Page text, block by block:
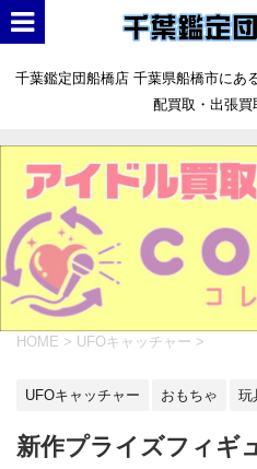
千葉鑑定団船橋店 千葉県船橋市に
配買取・出張買
HOME > UFOキャッチャー >
UFOキャッチャー おもちゃ 玩
新作プライズフィギ